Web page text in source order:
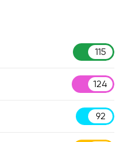
115
124
92